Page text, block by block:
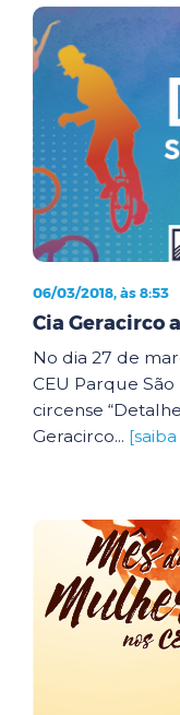
06/03/2018, às 8:53
Cia Geracirco
No dia 27 de
CEU Parque
circense
Geracirco...